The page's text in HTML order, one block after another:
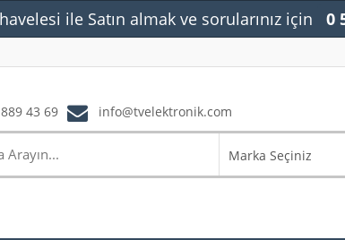
43 69 info@tvelektronik.com
Marka Seçiniz
ile Satın almak ve sorularınız için 0